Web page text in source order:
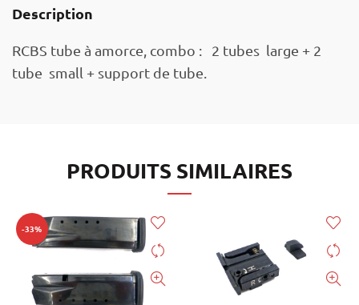
Description
RCBS tube à amorce, combo : 2 tubes large + 2
tube small + support de tube.
PRODUITS SIMILAIRES
-33%